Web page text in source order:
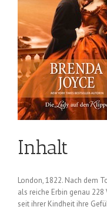
Inhalt
London, 1822. Nach dem
als reiche Erbin genau
seit ihrer Kindheit ihre